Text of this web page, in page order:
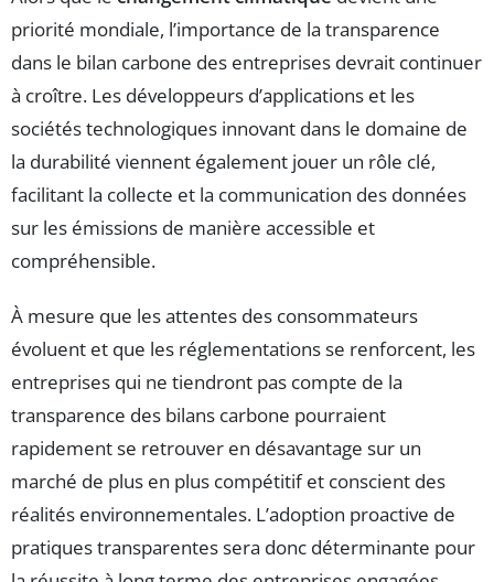
priorité mondiale, l’importance de la transparence
dans le bilan carbone des entreprises devrait continuer
à croître. Les développeurs d’applications et les
sociétés technologiques innovant dans le domaine de
la durabilité viennent également jouer un rôle clé,
facilitant la collecte et la communication des données
sur les émissions de manière accessible et
compréhensible.
À mesure que les attentes des consommateurs
évoluent et que les réglementations se renforcent, les
entreprises qui ne tiendront pas compte de la
transparence des bilans carbone pourraient
rapidement se retrouver en désavantage sur un
marché de plus en plus compétitif et conscient des
réalités environnementales. L’adoption proactive de
pratiques transparentes sera donc déterminante pour